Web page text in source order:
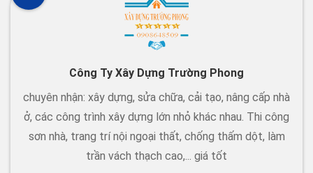
Công Ty Xây Dựng Trường Phong
chuyên nhận: xây dựng, sửa chữa, cải tạo, nâng cấp nhà
ở, các công trình xây dựng lớn nhỏ khác nhau. Thi công
sơn nhà, trang trí nội ngoại thất, chống thấm dột, làm
trần vách thạch cao,... giá tốt